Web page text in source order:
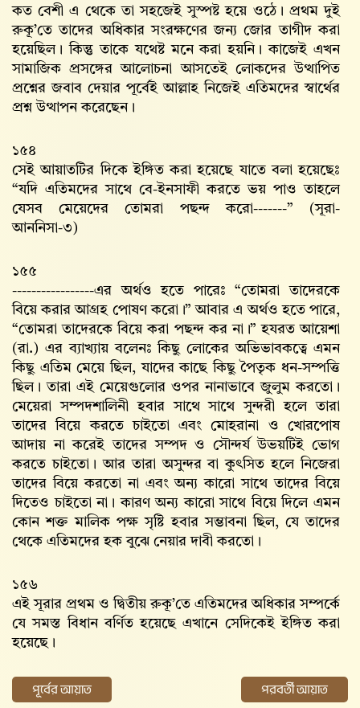
কত বেশী এ থেকে তা সহজেই সুস্পষ্ট হয়ে ওঠে। প্রথম দুই
রুকূ’তে তাদের অধিকার সংরক্ষণের জন্য জোর তাগীদ করা
হয়েছিল। কিন্তু তাকে যথেষ্ট মনে করা হয়নি। কাজেই এখন
সামাজিক প্রসঙ্গের আলোচনা আসতেই লোকদের উত্থাপিত
প্রশ্নের জবাব দেয়ার পূর্বেই আল্লাহ‌ নিজেই এতিমদের স্বার্থের
প্রশ্ন উত্থাপন করেছেন।
১৫৪
সেই আয়াতটির দিকে ইঙ্গিত করা হয়েছে যাতে বলা হয়েছেঃ
‌‌“যদি এতিমদের সাথে বে-ইনসাফী করতে ভয় পাও তাহলে
যেসব মেয়েদের তোমরা পছন্দ করো-------” (সূরা-
আননিসা-৩)
১৫৫
-----------------এর অর্থও হতে পারেঃ “তোমরা তাদেরকে
বিয়ে করার আগ্রহ পোষণ করো।” আবার এ অর্থও হতে পারে,
“তোমরা তাদেরকে বিয়ে করা পছন্দ কর না।” হযরত আয়েশা
(রা.) এর ব্যাখ্যায় বলেনঃ কিছু লোকের অভিভাবকত্বে এমন
কিছু এতিম মেয়ে ছিল, যাদের কাছে কিছু পৈতৃক ধন-সম্পত্তি
ছিল। তারা এই মেয়েগুলোর ওপর নানাভাবে জুলুম করতো।
মেয়েরা সম্পদশালিনী হবার সাথে সাথে সুন্দরী হলে তারা
তাদের বিয়ে করতে চাইতো এবং মোহরানা ও খোরপোষ
আদায় না করেই তাদের সম্পদ ও সৌন্দর্য উভয়টিই ভোগ
করতে চাইতো। আর তারা অসুন্দর বা কুৎসিত হলে নিজেরা
তাদের বিয়ে করতো না এবং অন্য কারো সাথে তাদের বিয়ে
দিতেও চাইতো না। কারণ অন্য কারো সাথে বিয়ে দিলে এমন
কোন শক্ত মালিক পক্ষ সৃষ্টি হবার সম্ভাবনা ছিল, যে তাদের
থেকে এতিমদের হক বুঝে নেয়ার দাবী করতো।
১৫৬
এই সূরার প্রথম ও দ্বিতীয় রুকূ’তে এতিমদের অধিকার সম্পর্কে
যে সমস্ত বিধান বর্ণিত হয়েছে এখানে সেদিকেই ইঙ্গিত করা
হয়েছে।
পূর্বের আয়াত পরবর্তী আয়াত